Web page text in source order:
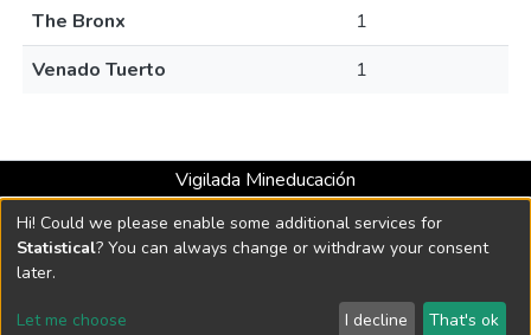
The Bronx
1
Venado Tuerto
1
Vigilada Mineducación
Universidad con Acreditación Institucional hasta 2026 -
Resolución MEN 2158 de 2018
DSpace software copyright © 2002-2026 LYRASIS
Hi! Could we please enable some additional services for
Statistical? You can always change or withdraw your consent
later.
Let me choose I decline That's ok